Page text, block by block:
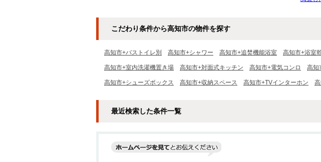
こだわり条件から高知市の物件を探す
高知市+バストイレ別 高知市+シャワー 高知市+追焚機能浴室 高知市+浴室
高知市+室内洗濯機置き場 高知市+対面式キッチン 高知市+電気コンロ 高知
高知市+シューズボックス 高知市+収納スペース 高知市+TVインターホン
最近検索した条件一覧